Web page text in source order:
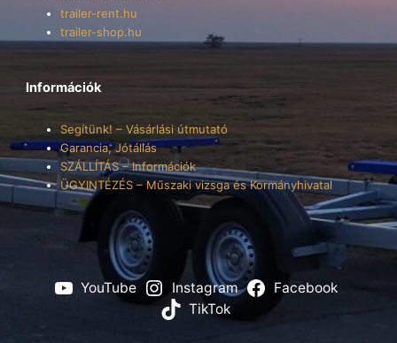
trailer-rent.hu
trailer-shop.hu
Információk
Segítünk! – Vásárlási útmutató
Garancia, Jótállás
SZÁLLÍTÁS – Információk
ÜGYINTÉZÉS – Műszaki vizsga és Kormányhivatal
YouTube Instagram
Facebook
TikTok